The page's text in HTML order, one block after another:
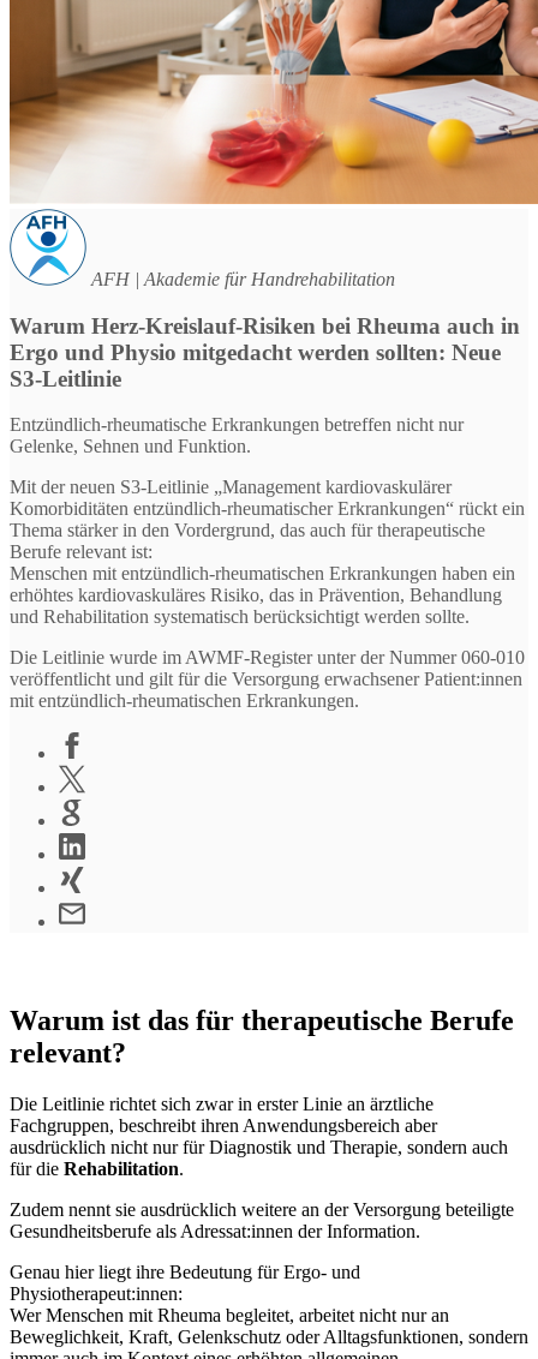
AFH | Akademie für Handrehabilitation
Warum Herz-Kreislauf-Risiken bei Rheuma auch in
Ergo und Physio mitgedacht werden sollten: Neue
S3-Leitlinie
Entzündlich-rheumatische Erkrankungen betreffen nicht nur
Gelenke, Sehnen und Funktion.
Mit der neuen S3-Leitlinie „Management kardiovaskulärer
Komorbiditäten entzündlich-rheumatischer Erkrankungen“ rückt ein
Thema stärker in den Vordergrund, das auch für therapeutische
Berufe relevant ist:
Menschen mit entzündlich-rheumatischen Erkrankungen haben ein
erhöhtes kardiovaskuläres Risiko, das in Prävention, Behandlung
und Rehabilitation systematisch berücksichtigt werden sollte.
Die Leitlinie wurde im AWMF-Register unter der Nummer 060-010
veröffentlicht und gilt für die Versorgung erwachsener Patient:innen
mit entzündlich-rheumatischen Erkrankungen.
Warum ist das für therapeutische Berufe
relevant?
Die Leitlinie richtet sich zwar in erster Linie an ärztliche
Fachgruppen, beschreibt ihren Anwendungsbereich aber
ausdrücklich nicht nur für Diagnostik und Therapie, sondern auch
für die Rehabilitation.
Zudem nennt sie ausdrücklich weitere an der Versorgung beteiligte
Gesundheitsberufe als Adressat:innen der Information.
Genau hier liegt ihre Bedeutung für Ergo- und
Physiotherapeut:innen:
Wer Menschen mit Rheuma begleitet, arbeitet nicht nur an
Beweglichkeit, Kraft, Gelenkschutz oder Alltagsfunktionen, sondern